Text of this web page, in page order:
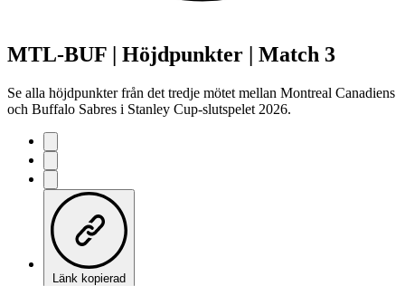
MTL-BUF | Höjdpunkter | Match 3
Se alla höjdpunkter från det tredje mötet mellan Montreal Canadiens
och Buffalo Sabres i Stanley Cup-slutspelet 2026.
Länk kopierad